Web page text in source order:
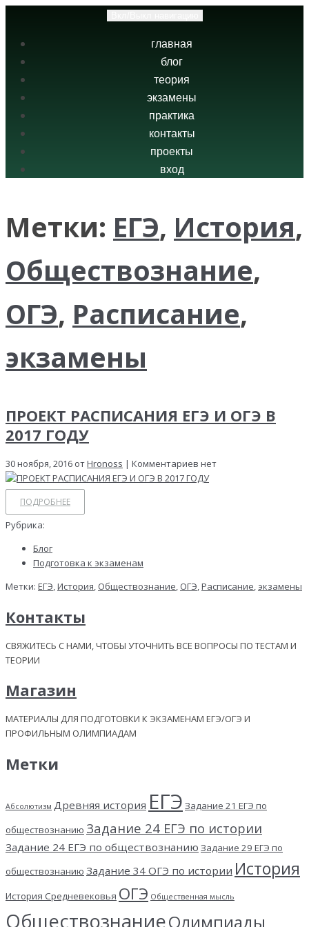
главная
блог
теория
экзамены
практика
контакты
проекты
вход
Метки: ЕГЭ, История,
Обществознание,
ОГЭ, Расписание,
экзамены
ПРОЕКТ РАСПИСАНИЯ ЕГЭ И ОГЭ В
2017 ГОДУ
30 ноября, 2016 отHronoss | Комментариев нет
ПОДРОБНЕЕ
Рубрика:
Блог
Подготовка к экзаменам
Метки: ЕГЭ,История, Обществознание, ОГЭ,Расписание, экзамены
Контакты
СВЯЖИТЕСЬ С НАМИ, ЧТОБЫ УТОЧНИТЬ ВСЕ ВОПРОСЫ ПО ТЕСТАМ И
ТЕОРИИ
Магазин
МАТЕРИАЛЫ ДЛЯ ПОДГОТОВКИ К ЭКЗАМЕНАМ ЕГЭ/ОГЭ И
ПРОФИЛЬНЫМ ОЛИМПИАДАМ
Метки
Абсолютизм Древняя история ЕГЭ Задание 21 ЕГЭ по
обществознанию Задание 24 ЕГЭ по истории
Задание 24 ЕГЭ по обществознанию Задание 29 ЕГЭ по
обществознанию Задание 34 ОГЭ по истории История
История Средневековья ОГЭ Общественная мысль
ОбществознаниеОлимпиады